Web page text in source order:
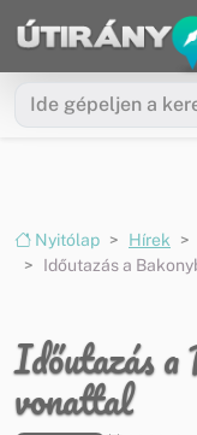
Ugrás a menüre
Ugrás a
Nyitólap Hírek
Időutazás a
Időutazás
vonattal